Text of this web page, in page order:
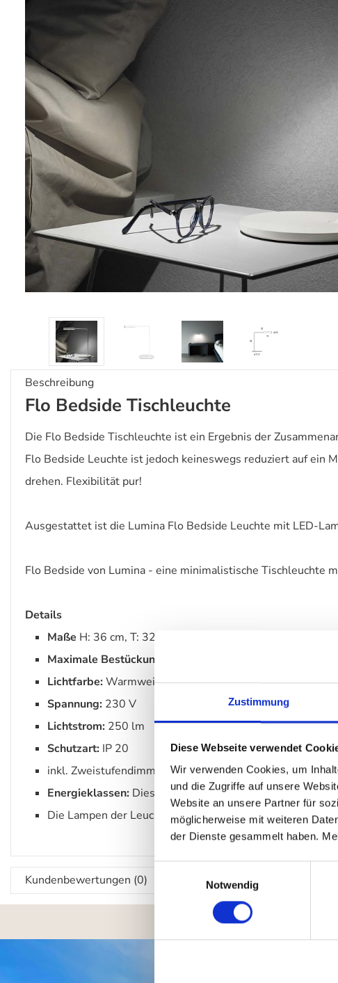
Zustimmung
Diese Webseite verwendet
Wir verwenden Cookies, um
und die Zugriffe auf unsere
Website an unsere Partner für
möglicherweise mit weiteren
der Dienste gesammelt haben.
Notwendig
Beschreibung
Flo Bedside Tischleuchte
Die Flo Bedside Tischleuchte ist ein Ergebnis der
Flo Bedside Leuchte ist jedoch keineswegs reduziert auf ein
drehen. Flexibilität pur!
Ausgestattet ist die Lumina Flo Bedside Leuchte mit LED-
Flo Bedside von Lumina - eine minimalistische Tischleuchte
Details
Maße H: 36 cm, T: 32 cm, Ø-Fuß: 17,5 cm, L Kopf: 18 cm
Maximale Bestückung:
Lichtfarbe: Warmweiß 3000 K
Spannung: 230 V
Lichtstrom: 250 lm
Schutzart: IP 20
inkl. Zweistufendimmer / -schalter
Energieklassen: Diese Leuchte enthält eingebaute LED-
Die Lampen der Leuchte können nicht ausgetauscht
Kundenbewertungen (0)